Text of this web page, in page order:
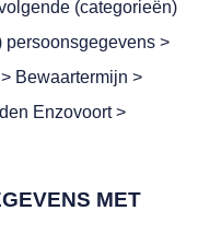
(categorieën)
persoonsgegevens >
Bewaartermijn >
Enzovoort >
MET